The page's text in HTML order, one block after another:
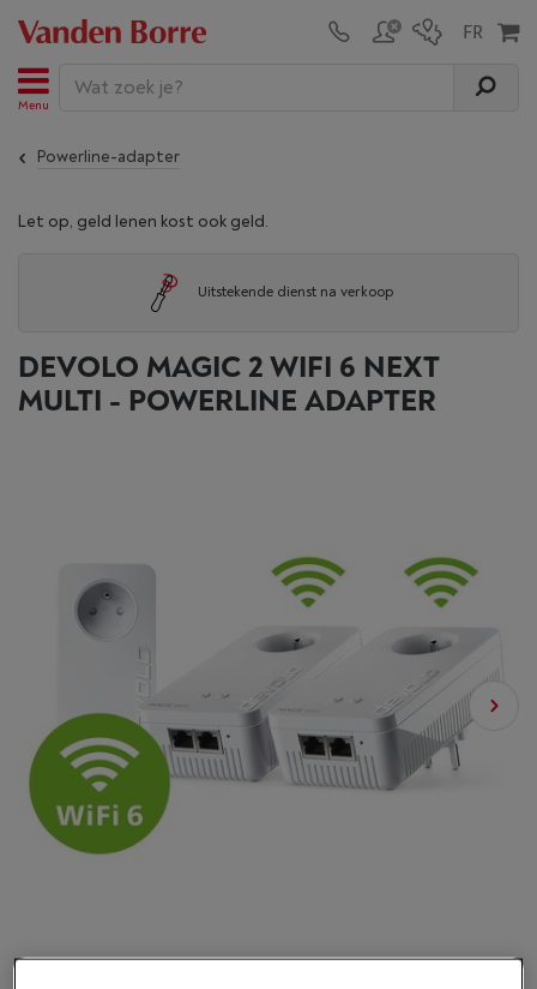
Menu
Powerline-adapter
Let op, geld lenen kost ook geld.
Uitstekende dienst na verkoop
DEVOLO MAGIC 2 WIFI 6 NEXT
MULTI - POWERLINE ADAPTER